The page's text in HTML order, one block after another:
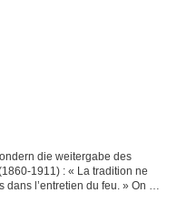
die weitergabe des
1911) : « La tradition ne
l’entretien du feu. » On a